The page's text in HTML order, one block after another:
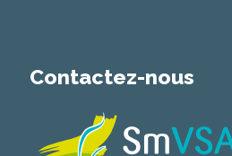
Contactez-nous